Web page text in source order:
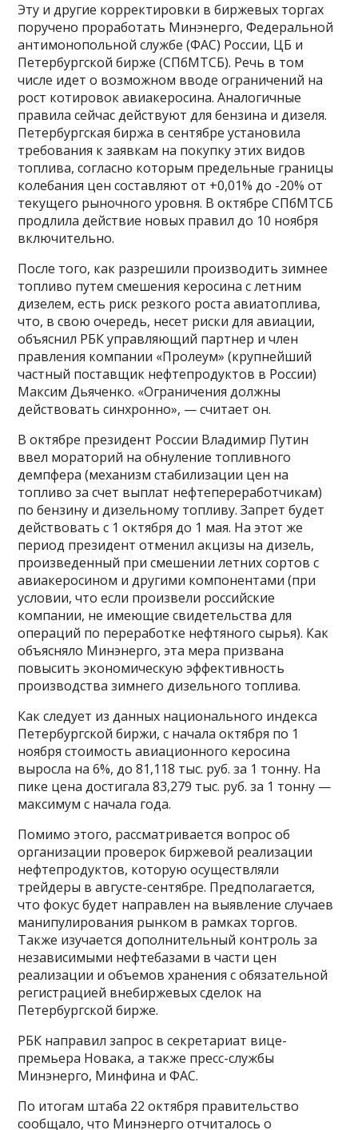
Эту и другие корректировки в биржевых торгах
поручено проработать Минэнерго, Федеральной
антимонопольной службе (ФАС) России, ЦБ и
Петербургской бирже (СПбМТСБ). Речь в том
числе идет о возможном вводе ограничений на
рост котировок авиакеросина. Аналогичные
правила сейчас действуют для бензина и дизеля.
Петербургская биржа в сентябре установила
требования к заявкам на покупку этих видов
топлива, согласно которым предельные границы
колебания цен составляют от +0,01% до -20% от
текущего рыночного уровня. В октябре СПбМТСБ
продлила действие новых правил до 10 ноября
включительно.
После того, как разрешили производить зимнее
топливо путем смешения керосина с летним
дизелем, есть риск резкого роста авиатоплива,
что, в свою очередь, несет риски для авиации,
объяснил РБК управляющий партнер и член
правления компании «Пролеум» (крупнейший
частный поставщик нефтепродуктов в России)
Максим Дьяченко. «Ограничения должны
действовать синхронно», — считает он.
В октябре президент России Владимир Путин
ввел мораторий на обнуление топливного
демпфера (механизм стабилизации цен на
топливо за счет выплат нефтепереработчикам)
по бензину и дизельному топливу. Запрет будет
действовать с 1 октября до 1 мая. На этот же
период президент отменил акцизы на дизель,
произведенный при смешении летних сортов с
авиакеросином и другими компонентами (при
условии, что если произвели российские
компании, не имеющие свидетельства для
операций по переработке нефтяного сырья). Как
объясняло Минэнерго, эта мера призвана
повысить экономическую эффективность
производства зимнего дизельного топлива.
Как следует из данных национального индекса
Петербургской биржи, с начала октября по 1
ноября стоимость авиационного керосина
выросла на 6%, до 81,118 тыс. руб. за 1 тонну. На
пике цена достигала 83,279 тыс. руб. за 1 тонну —
максимум с начала года.
Помимо этого, рассматривается вопрос об
организации проверок биржевой реализации
нефтепродуктов, которую осуществляли
трейдеры в августе-сентябре. Предполагается,
что фокус будет направлен на выявление случаев
манипулирования рынком в рамках торгов.
Также изучается дополнительный контроль за
независимыми нефтебазами в части цен
реализации и объемов хранения с обязательной
регистрацией внебиржевых сделок на
Петербургской бирже.
РБК направил запрос в секретариат вице-
премьера Новака, а также пресс-службы
Минэнерго, Минфина и ФАС.
По итогам штаба 22 октября правительство
сообщало, что Минэнерго отчиталось о